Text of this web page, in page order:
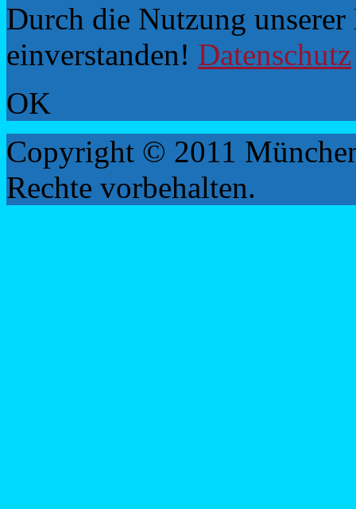
Durch die Nutzung
einverstanden! Datenschutz
OK
Copyright © 2011
Rechte vorbehalten.